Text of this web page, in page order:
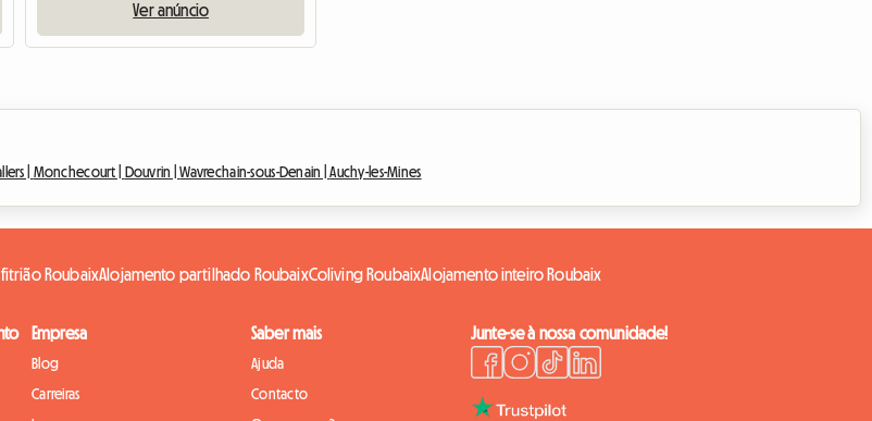
Ver anúncio
| Monchecourt | Douvrin |Wavrechain-sous-Denain |Auchy-les-Mines
RoubaixAlojamento partilhado RoubaixColiving RoubaixAlojamento inteiro Roubaix
Empresa
Blog
Carreiras
Saber mais
Ajuda
Contacto
Junte-se à nossa comunidade!